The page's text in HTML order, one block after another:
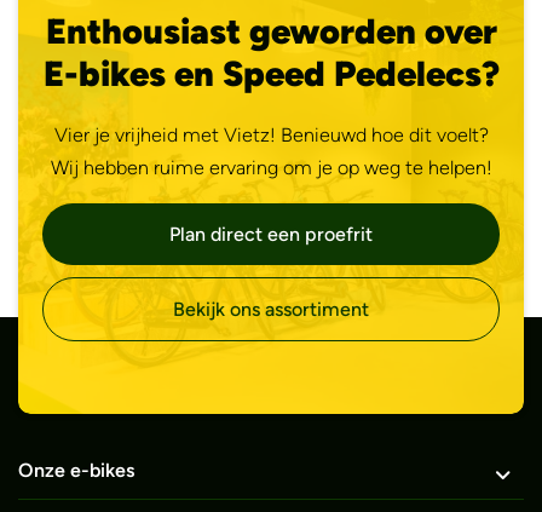
Enthousiast geworden over
E-bikes en Speed Pedelecs?
Vier je vrijheid met Vietz! Benieuwd hoe dit voelt?
Wij hebben ruime ervaring om je op weg te helpen!
Plan direct een proefrit
Bekijk ons assortiment
Onze e-bikes